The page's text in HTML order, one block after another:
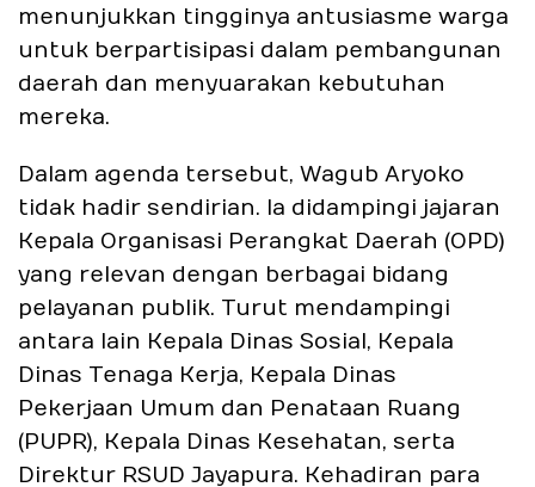
menunjukkan tingginya antusiasme warga
untuk berpartisipasi dalam pembangunan
daerah dan menyuarakan kebutuhan
mereka.
Dalam agenda tersebut, Wagub Aryoko
tidak hadir sendirian. Ia didampingi jajaran
Kepala Organisasi Perangkat Daerah (OPD)
yang relevan dengan berbagai bidang
pelayanan publik. Turut mendampingi
antara lain Kepala Dinas Sosial, Kepala
Dinas Tenaga Kerja, Kepala Dinas
Pekerjaan Umum dan Penataan Ruang
(PUPR), Kepala Dinas Kesehatan, serta
Direktur RSUD Jayapura. Kehadiran para